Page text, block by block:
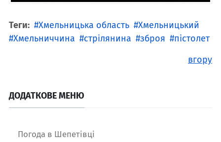
Теги: Хмельницька область
Хмельницький
Хмельниччина
стрілянина зброя
пістолет
вгору
ДОДАТКОВЕ МЕНЮ
Погода в Шепетівці